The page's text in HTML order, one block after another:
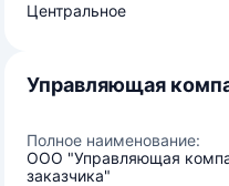
Центральное
Управляющая
Полное наименование:
ООО "Управляющая
заказчика"